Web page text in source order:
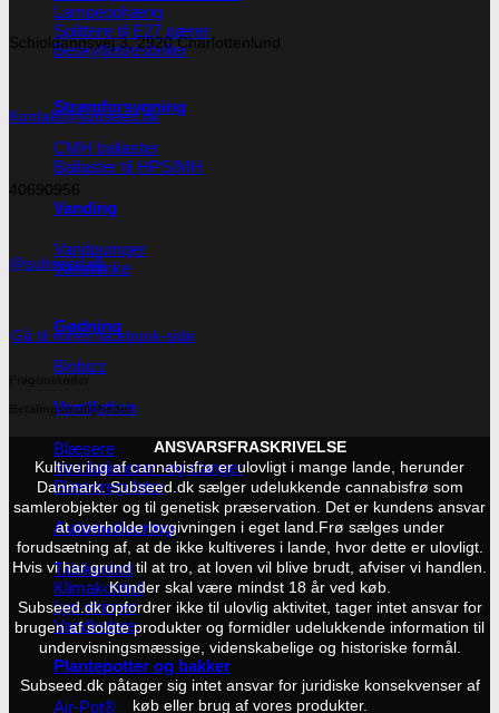
Lampeophæng
Splittere til E27 pærer
Beskyttelsesbriller
Strømforsygning
CMH ballaster
Ballaster til HPS/MH
Vanding
Vandpumper
Vandtanke
Gødning
Biobizz
Ventilation
Blæsere
Ventilationsrør -og slanger
Blæseregulator
Automatisering
Tidskontrol
Klimakontrol
Lys skinner
Vandkølere
Plantepotter og bakker
Air-Pot®
Schioldannsvej 3, 2920 Charlottenlund
Kontakt@subseed.dk
40690956
@subseed.dk
Gå til vores facebook-side
Betalingsmuligheder
ANSVARSFRASKRIVELSE
Kultivering af cannabisfrø er ulovligt i mange lande, herunder
Danmark. Subseed.dk sælger udelukkende cannabisfrø som
samlerobjekter og til genetisk præservation. Det er kundens ansvar
at overholde lovgivningen i eget land. Frø sælges under
forudsætning af, at de ikke kultiveres i lande, hvor dette er ulovligt.
Hvis vi har grund til at tro, at loven vil blive brudt, afviser vi handlen.
Kunder skal være mindst 18 år ved køb.
Subseed.dk opfordrer ikke til ulovlig aktivitet, tager intet ansvar for
brugen af solgte produkter og formidler udelukkende information til
undervisningsmæssige, videnskabelige og historiske formål.
Subseed.dk påtager sig intet ansvar for juridiske konsekvenser af
køb eller brug af vores produkter.